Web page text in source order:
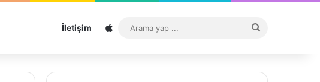
İletişim Sitemap
...